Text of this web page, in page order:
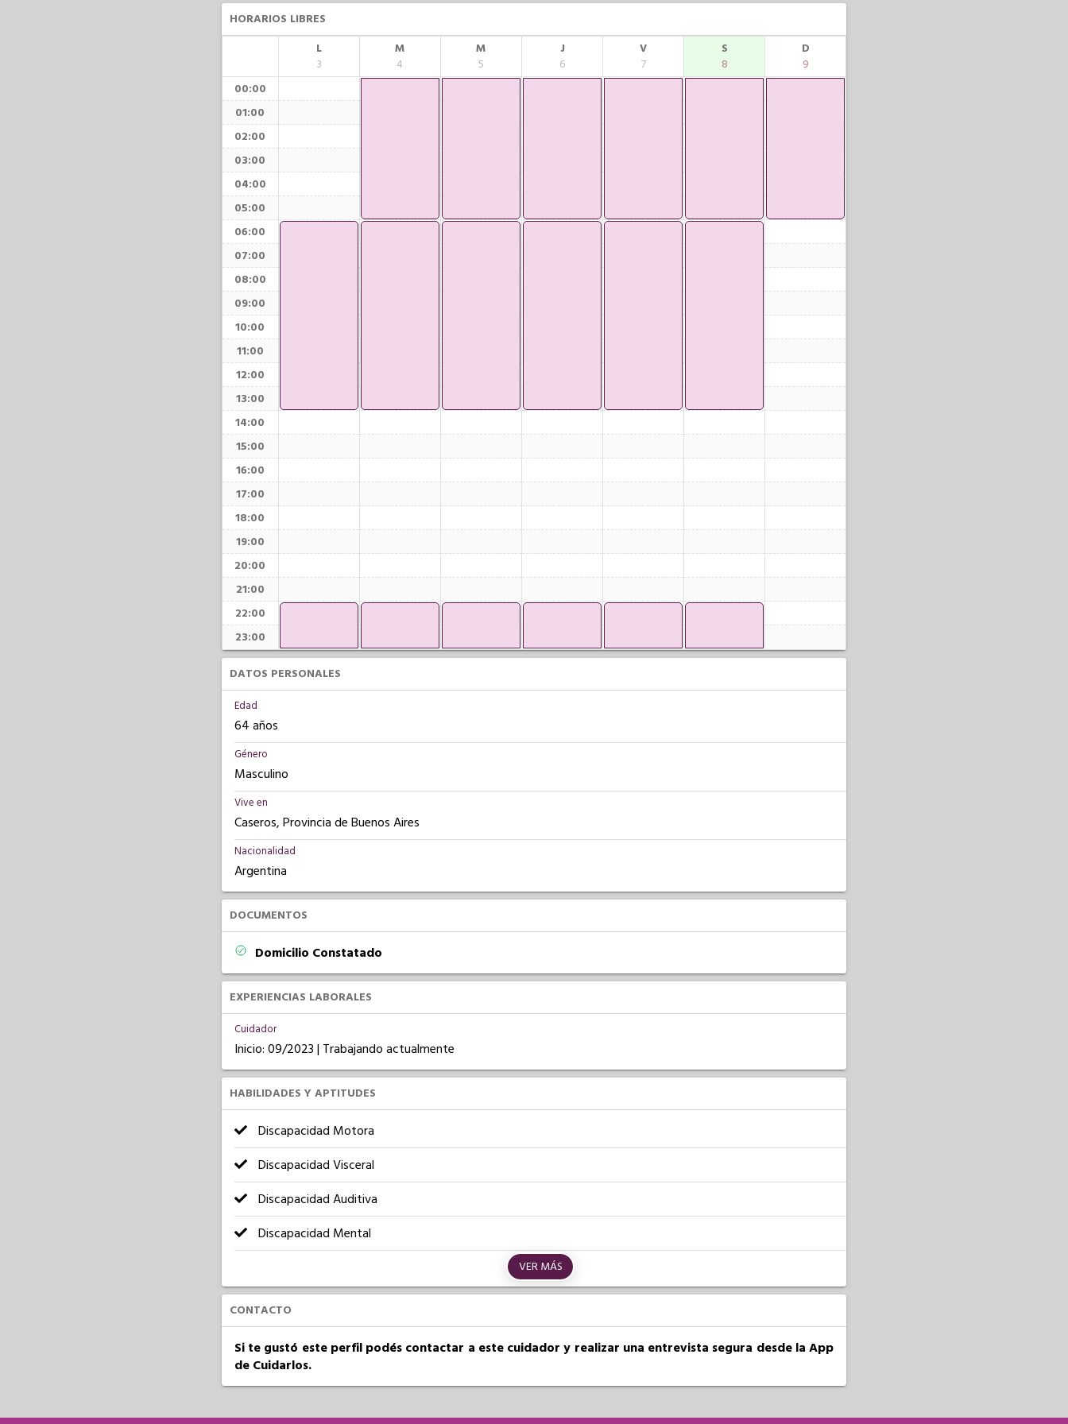
HORARIOS LIBRES
L
3
M
4
M
5
J
6
V
7
S
8
D
9
00:00
01:00
02:00
03:00
04:00
05:00
06:00
07:00
08:00
09:00
10:00
11:00
12:00
13:00
14:00
15:00
16:00
17:00
18:00
19:00
20:00
21:00
22:00
23:00
DATOS PERSONALES
Edad
64 años
Género
Masculino
Vive en
Caseros, Provincia de Buenos Aires
Nacionalidad
Argentina
DOCUMENTOS
Domicilio Constatado
EXPERIENCIAS LABORALES
Cuidador
Inicio: 09/2023 | Trabajando actualmente
HABILIDADES Y APTITUDES
Discapacidad Motora
Discapacidad Visceral
Discapacidad Auditiva
Discapacidad Mental
VER MÁS
CONTACTO
Si te gustó este perfil podés contactar a este cuidador y realizar una entrevista segura desde la App
de Cuidarlos.